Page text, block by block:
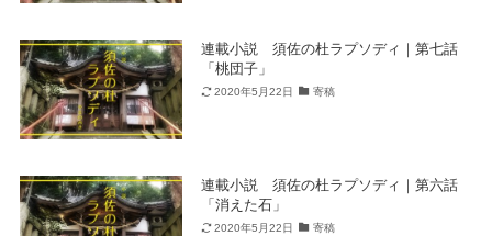
連載小説 須佐の杜ラプソディ｜第七話
「桃団子」
2020年5月22日 寄稿
連載小説 須佐の杜ラプソディ｜第六話
「消えた石」
2020年5月22日 寄稿